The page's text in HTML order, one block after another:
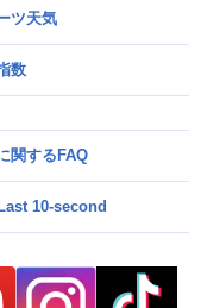
ツ天気
数
関するFAQ
10-second